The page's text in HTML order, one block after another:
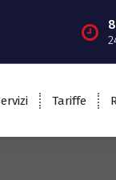
Tariffe